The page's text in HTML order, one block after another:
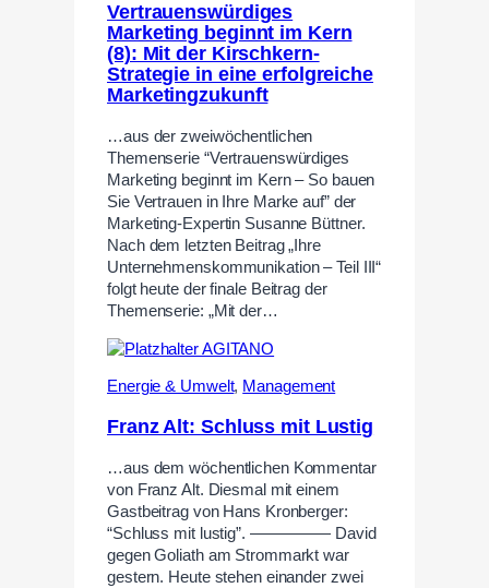
Vertrauenswürdiges
Marketing beginnt im Kern
(8): Mit der Kirschkern-
Strategie in eine erfolgreiche
Marketingzukunft
…aus der zweiwöchentlichen
Themenserie “Vertrauenswürdiges
Marketing beginnt im Kern – So bauen
Sie Vertrauen in Ihre Marke auf” der
Marketing-Expertin Susanne Büttner.
Nach dem letzten Beitrag „Ihre
Unternehmenskommunikation – Teil III“
folgt heute der finale Beitrag der
Themenserie: „Mit der…
Energie & Umwelt, Management
Franz Alt: Schluss mit Lustig
…aus dem wöchentlichen Kommentar
von Franz Alt. Diesmal mit einem
Gastbeitrag von Hans Kronberger:
“Schluss mit lustig”. ————— David
gegen Goliath am Strommarkt war
gestern. Heute stehen einander zwei